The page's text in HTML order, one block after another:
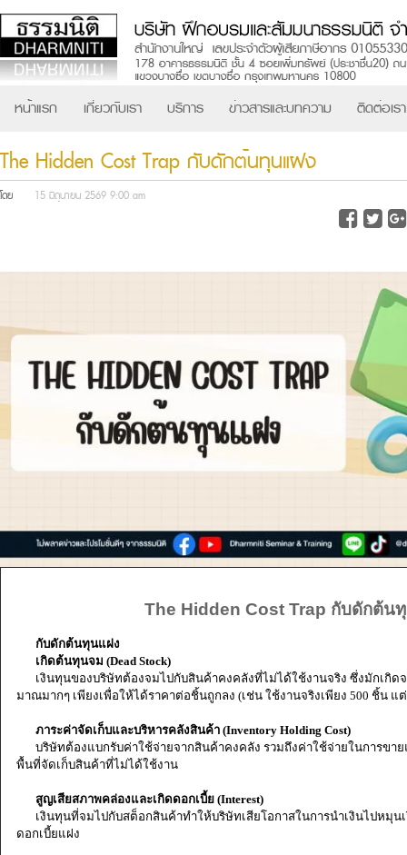
หน้าแรก เกี่ยวกับเรา บริการ ข่าวสารและบทความ ติดต่อเรา
The Hidden Cost Trap กับดักต้นทุนแฝง
โดย 15 มิถุนายน 2569 9:00 am
The Hidden Cost Trap กับดักต้น
กับดักต้นทุนแฝง
เกิดต้นทุนจม (Dead Stock)
เงินทุนของบริษัทต้องจมไปกับสินค้าคงคลังที่ไม่ได้ใช้งานจริง ซึ่งมักเกิด
มาณมากๆ เพียงเพื่อให้ได้ราคาต่อชิ้นถูกลง (เช่น ใช้งานจริงเพียง 500 ชิ้น แ
ภาระค่าจัดเก็บและบริหารคลังสินค้า (Inventory Holding Cost)
บริษัทต้องแบกรับค่าใช้จ่ายจากสินค้าคงคลัง รวมถึงค่าใช้จ่ายในการขาย
พื้นที่จัดเก็บสินค้าที่ไม่ได้ใช้งาน
สูญเสียสภาพคล่องและเกิดดอกเบี้ย (Interest)
เงินทุนที่จมไปกับสต็อกสินค้าทำให้บริษัทเสียโอกาสในการนำเงินไปหมุ
ดอกเบี้ยแฝง